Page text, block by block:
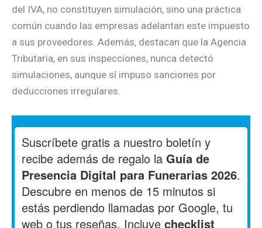
del IVA, no constituyen simulación, sino una práctica
común cuando las empresas adelantan este impuesto
a sus proveedores. Además, destacan que la Agencia
Tributaria, en sus inspecciones, nunca detectó
simulaciones, aunque sí impuso sanciones por
deducciones irregulares.